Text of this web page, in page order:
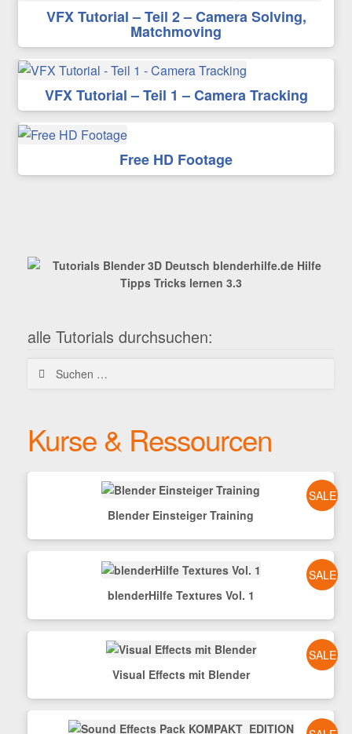
VFX Tutorial – Teil 2 – Camera Solving,
Matchmoving
VFX Tutorial – Teil 1 – Camera Tracking
Free HD Footage
alle Tutorials durchsuchen:
Suchen
Kurse & Ressourcen
SALE
Blender Einsteiger Training
SALE
blenderHilfe Textures Vol. 1
SALE
Visual Effects mit Blender